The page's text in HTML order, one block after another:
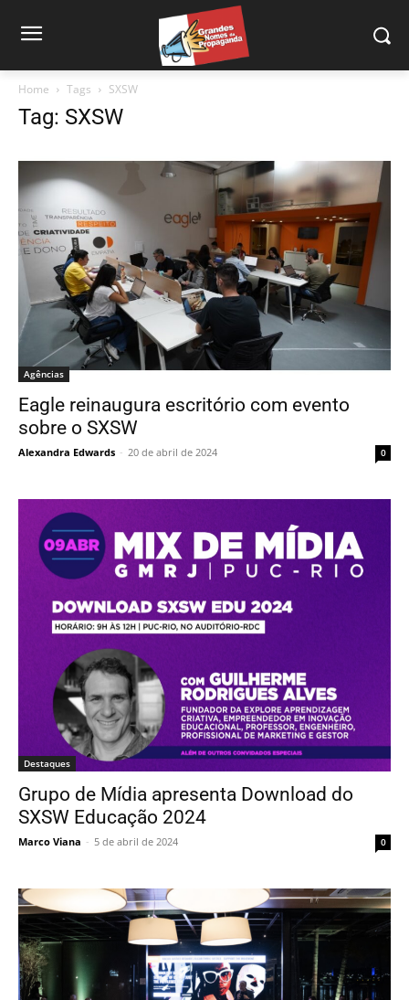
Home Tags SXSW
Tag: SXSW
Agências
Eagle reinaugura escritório com evento
sobre o SXSW
Alexandra Edwards - 20 de abril de 2024 0
Destaques
Grupo de Mídia apresenta Download do
SXSW Educação 2024
Marco Viana - 5 de abril de 2024 0